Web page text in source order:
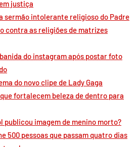
justiça
sermão intolerante religioso do Padre
contra as religiões de matrizes
do instagram após postar foto
do novo clipe de Lady Gaga
fortalecem beleza de dentro para
publicou imagem de menino morto?
500 pessoas que passam quatro dias